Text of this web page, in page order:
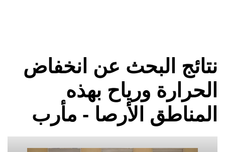
نتائج البحث عن انخفاض
الحرارة ورياح بهذه
المناطق الأرصا - مأرب